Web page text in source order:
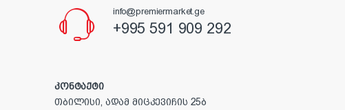
info@premiermarket.ge
+995 591 909 292
კონტაქტი
თბილისი, ადამ მიცკევიჩის 25ბ